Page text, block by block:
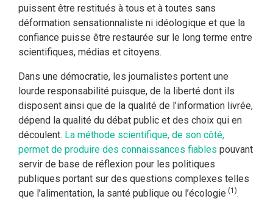
puissent être restitués à tous et à toutes sans
déformation sensationnaliste ni idéologique et que la
confiance puisse être restaurée sur le long terme entre
scientifiques, médias et citoyens.
Dans une démocratie, les journalistes portent une
lourde responsabilité puisque, de la liberté dont ils
disposent ainsi que de la qualité de l’information livrée,
dépend la qualité du débat public et des choix qui en
découlent. La méthode scientifique, de son côté,
permet de produire des connaissances fiables pouvant
servir de base de réflexion pour les politiques
publiques portant sur des questions complexes telles
que l’alimentation, la santé publique ou l’écologie (1).